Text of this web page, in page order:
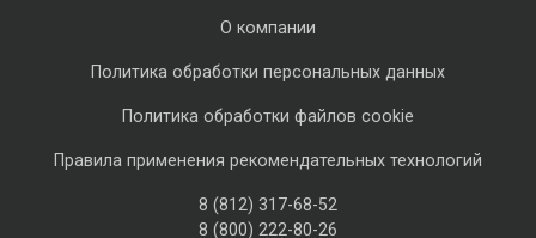
О компании
Политика обработки персональных данных
Политика обработки файлов cookie
Правила применения рекомендательных технологий
8 (812) 317-68-52
8 (800) 222-80-26